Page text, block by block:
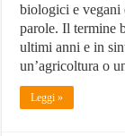
biologici e vegani
parole. Il termine
ultimi anni e in
un’agricoltura o
Leggi »